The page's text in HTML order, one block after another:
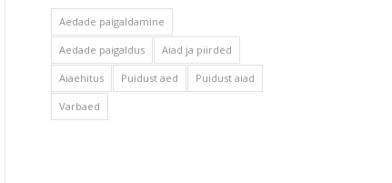
Aedade paigaldamine
Aedade paigaldus Aiad ja piirded
Aiaehitus Puidust aed Puidust aiad
Varbaed